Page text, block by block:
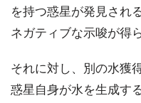
を持つ惑星が発見され
ネガティブな示唆が得
それに対し、別の水獲
惑星自身が水を生成す